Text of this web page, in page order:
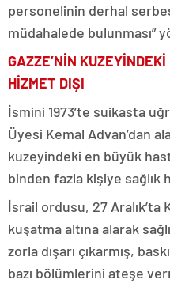
personelinin derhal
müdahalede bulunması”
GAZZE’NİN
HİZMET DIŞI
İsmini 1973’te suikasta
Üyesi Kemal Advan’dan
kuzeyindeki en büyük
binden fazla kişiye sağlık
İsrail ordusu, 27
kuşatma altına alarak
zorla dışarı çıkarmış,
bazı bölümlerini ateşe